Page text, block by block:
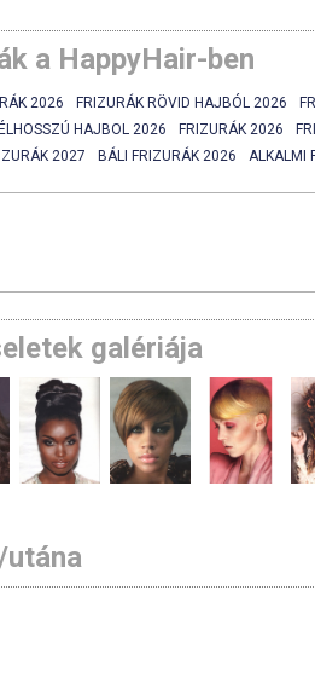
a HappyHair-ben
2026 FRIZURÁK RÖVID HAJBÓL 2026
HAJBOL 2026
FRIZURÁK 2026
2027
BÁLI FRIZURÁK 2026 ALKALMI
galériája